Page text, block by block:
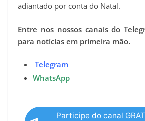
adiantado por conta do Natal.
Entre nos nossos canais do
para notícias em primeira mão.
Telegram
WhatsApp
Participe do canal